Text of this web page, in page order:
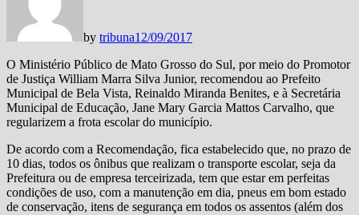
by tribuna12/09/2017
O Ministério Público de Mato Grosso do Sul, por meio do Promotor
de Justiça William Marra Silva Junior, recomendou ao Prefeito
Municipal de Bela Vista, Reinaldo Miranda Benites, e à Secretária
Municipal de Educação, Jane Mary Garcia Mattos Carvalho, que
regularizem a frota escolar do município.
De acordo com a Recomendação, fica estabelecido que, no prazo de
10 dias, todos os ônibus que realizam o transporte escolar, seja da
Prefeitura ou de empresa terceirizada, tem que estar em perfeitas
condições de uso, com a manutenção em dia, pneus em bom estado
de conservação, itens de segurança em todos os assentos (além dos